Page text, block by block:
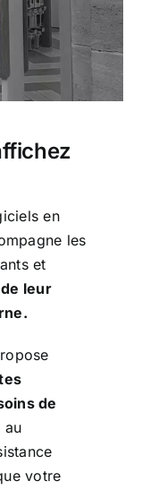
en
les
et
leur
de
au
votre